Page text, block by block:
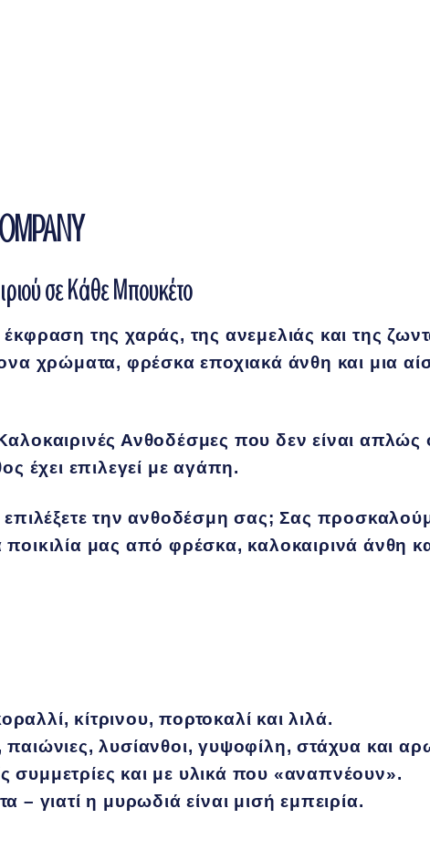
σε Κάθε Μπουκέτο
της χαράς, της ανεμελιάς και της
χρώματα, φρέσκα εποχιακά άνθη και μια
Ανθοδέσμες που δεν είναι
έχει επιλεγεί με αγάπη.
την ανθοδέσμη σας; Σας
μας από φρέσκα, καλοκαιρινά άνθη
κίτρινου, πορτοκαλί και λιλά.
λυσίανθοι, γυψοφίλη, στάχυα και
συμμετρίες και με υλικά που «αναπνέουν».
– γιατί η μυρωδιά είναι μισή εμπειρία.